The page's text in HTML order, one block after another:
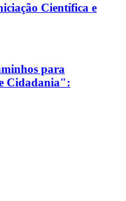
Científica e
para
Cidadania":